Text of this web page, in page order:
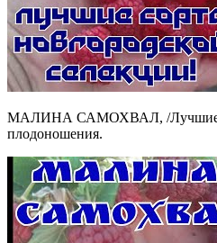
МАЛИНА САМОХВАЛ, /Лучшие
плодоношения.